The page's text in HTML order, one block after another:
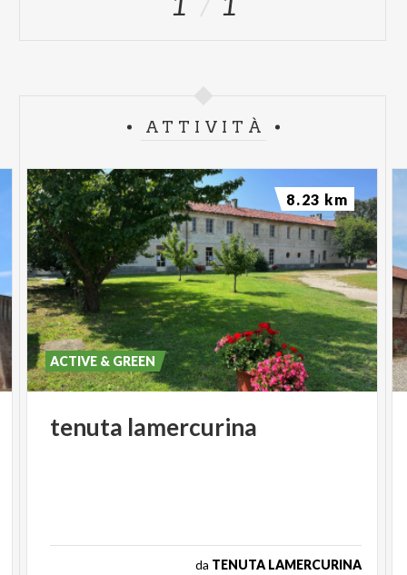
ATTIVITÀ
tenuta lamercurina
ACTIVE & GREEN
da TENUTA LAMERCURINA
8.23 km